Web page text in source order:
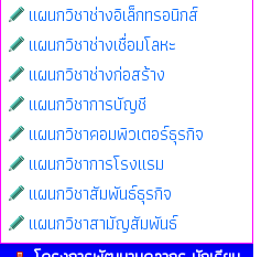
แผนกวิชาช่างอิเล็กทรอนิกส์
แผนกวิชาช่างเชื่อมโลหะ
แผนกวิชาช่างก่อสร้าง
แผนกวิชาการบัญชี
แผนกวิชาคอมพิวเตอร์ธุรกิจ
แผนกวิชาการโรงแรม
แผนกวิชาสัมพันธ์ธุรกิจ
แผนกวิชาสามัญสัมพันธ์